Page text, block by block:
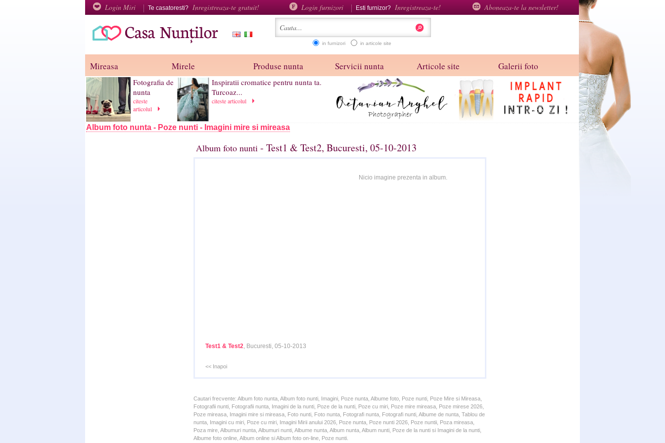
Login Miri Te casatoresti? Inregistreaza-te gratuit! Login furnizori Esti furnizor? Inregistreaza-te! Aboneaza-te la newsletter!
in furnizori in articole site
Mireasa Mirele Produse nunta Servicii nunta Articole site Galerii foto
Fotografia de
nunta
citeste
articolul
Inspiratii cromatice pentru nunta ta.
Turcoaz...
citeste articolul
Album foto nunta - Poze nunti - Imagini mire si mireasa
Album foto nunti - Test1 & Test2, Bucuresti, 05-10-2013
Nicio imagine prezenta in album.
Test1 & Test2, Bucuresti, 05-10-2013
<< Inapoi
Cautari frecvente: Album foto nunta, Album foto nunti, Imagini, Poze nunta, Albume foto, Poze nunti, Poze Mire si Mireasa,
Fotografii nunti, Fotografii nunta, Imagini de la nunti, Poze de la nunti, Poze cu miri, Poze mire mireasa, Poze mirese 2026,
Poze mireasa, Imagini mire si mireasa, Foto nunti, Foto nunta, Fotografi nunta, Fotografi nunti, Albume de nunta, Tablou de
nunta, Imagini cu miri, Poze cu miri, Imagini Mirii anului 2026, Poze nunta, Poze nunti 2026, Poze nuntii, Poza mireasa,
Poza mire, Albumuri nunta, Albumuri nunti, Albume nunta, Album nunta, Album nunti, Poze de la nunti si Imagini de la nunti,
Albume foto online, Album online si Album foto on-line, Poze nunti.